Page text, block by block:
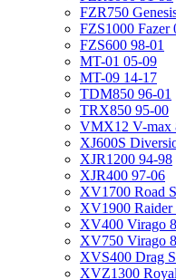
FZR750
FZS1000 Fazer
FZS600 98-01
MT-01 05-09
MT-09 14-17
TDM850 96-01
TRX850 95-00
VMX12 V-max
XJ600S
XJR1200 94-98
XJR400 97-06
XV1700 Road
XV1900 Raider
XV400 Virago
XV750 Virago
XVS400 Drag
XVZ1300